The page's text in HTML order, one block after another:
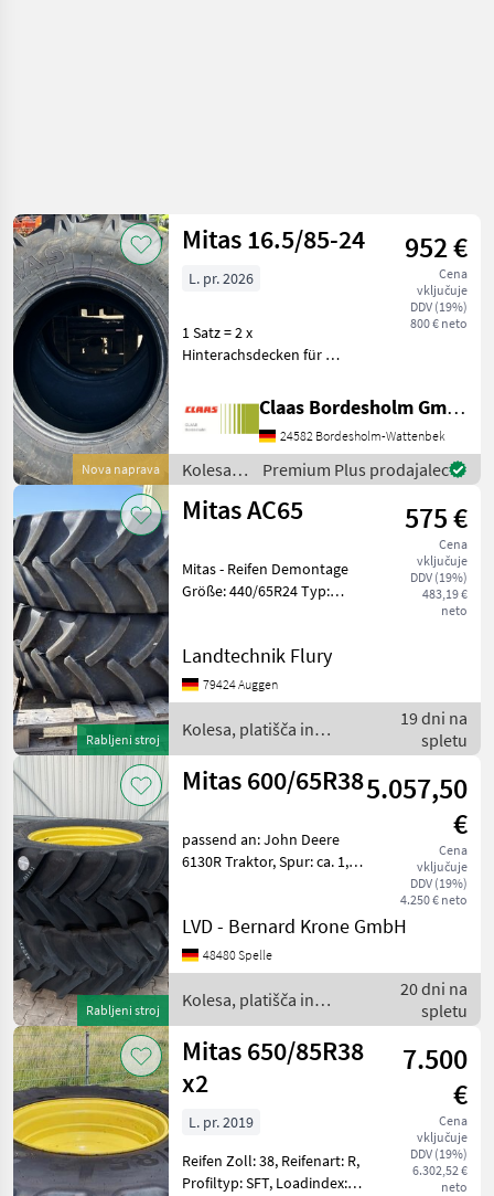
Nova naprava
Mitas 16.5/85-24 952 €
Cena
vključuje
DDV (19%)
800 € neto
L. pr. 2026
1 Satz = 2 x
Hinterachsdecken für
"NEUZUSTAND" Kolesa,
platišča in pnevmatike
Druga kolesa, platišča in
pnevmatike
Claas Bordesholm GmbH
24582 Bordesholm-Wattenbek
Kolesa,
platišča
in
/ Mitas
Premium Plus prodajalec
Rabljeni stroj
Mitas AC65 575 €
Cena
vključuje
DDV (19%)
483,19 €
neto
Mitas - Reifen Demontage
Größe: 440/65R24 Typ:
gelaufen
Stollenhöhe:35mm (Neu
38mm) Keine Schäden!!
Sofort Verfü
Landtechnik Flury
79424 Auggen
Kolesa, platišča in
pnevmatike / Mitas
19 dni na
spletu
Rabljeni stroj
Mitas 600/65R385.057,50
€
Cena
vključuje
DDV (19%)
4.250 € neto
passend an: John Deere
6130R Traktor, Spur: ca. 1,
Mitas, Baujahr: 2022,
Tragfähigkeit: 153D,
Festfelge, Farbe: John-De
LVD - Bernard Krone GmbH
48480 Spelle
Kolesa, platišča in
pnevmatike / Mitas
20 dni na
spletu
Mitas 650/85R38
x2
7.500
€
Cena
vključuje
DDV (19%)
6.302,52 €
neto
L. pr. 2019
Reifen Zoll: 38, Reifenart: R,
Profiltyp: SFT, Loadindex: